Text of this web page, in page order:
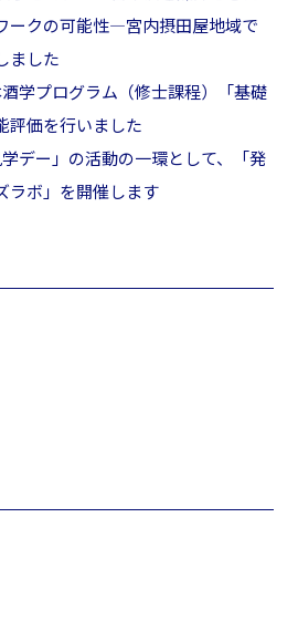
ークの可能性―宮内摂田屋地域で
ました
学プログラム（修士課程）「基礎
評価を行いました
デー」の活動の一環として、「発
ラボ」を開催します